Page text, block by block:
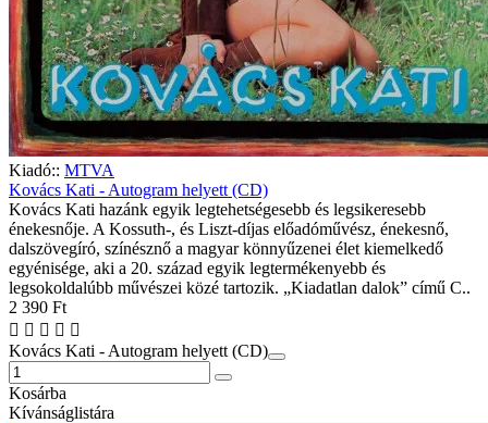
Kiadó:: MTVA
Kovács Kati - Autogram helyett (CD)
Kovács Kati hazánk egyik legtehetségesebb és legsikeresebb
énekesnője. A Kossuth-, és Liszt-díjas előadóművész, énekesnő,
dalszövegíró, színésznő a magyar könnyűzenei élet kiemelkedő
egyénisége, aki a 20. század egyik legtermékenyebb és
legsokoldalúbb művészei közé tartozik. „Kiadatlan dalok” című C..
2 390 Ft
Kovács Kati - Autogram helyett (CD)
Kosárba
Kívánságlistára